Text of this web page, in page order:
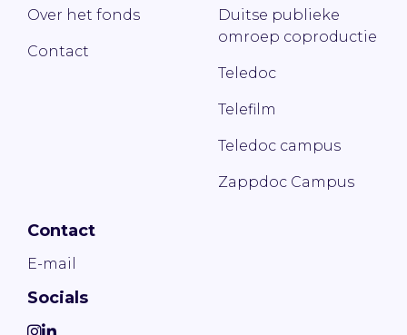
Over het fonds
Contact
Duitse publieke
omroep coproductie
Teledoc
Telefilm
Teledoc campus
Zappdoc Campus
Contact
E-mail
Socials